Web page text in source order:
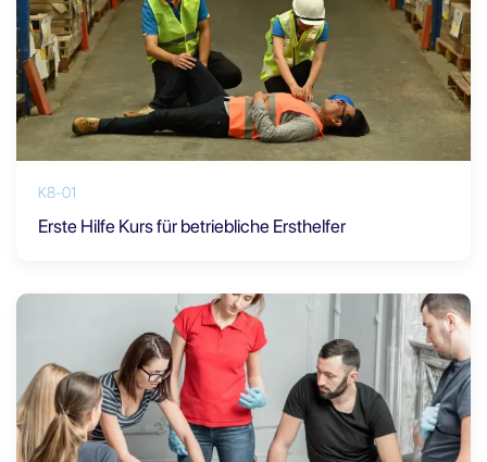
K8-01
Erste Hilfe Kurs für betriebliche Ersthelfer